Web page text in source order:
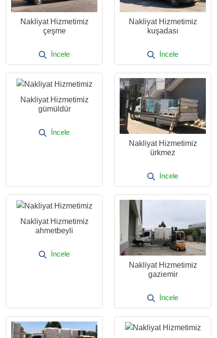
Nakliyat Hizmetimiz
çeşme
İncele
Nakliyat Hizmetimiz
kuşadası
İncele
Nakliyat Hizmetimiz
gümüldür
İncele
Nakliyat Hizmetimiz
ürkmez
İncele
Nakliyat Hizmetimiz
ahmetbeyli
İncele
Nakliyat Hizmetimiz
gaziemir
İncele